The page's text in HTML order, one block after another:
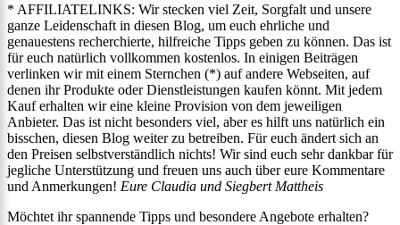
* AFFILIATELINKS: Wir stecken viel Zeit, Sorgfalt und unsere
ganze Leidenschaft in diesen Blog, um euch ehrliche und
genauestens recherchierte, hilfreiche Tipps geben zu können. Das ist
für euch natürlich vollkommen kostenlos. In einigen Beiträgen
verlinken wir mit einem Sternchen (*) auf andere Webseiten, auf
denen ihr Produkte oder Dienstleistungen kaufen könnt. Mit jedem
Kauf erhalten wir eine kleine Provision von dem jeweiligen
Anbieter. Das ist nicht besonders viel, aber es hilft uns natürlich ein
bisschen, diesen Blog weiter zu betreiben. Für euch ändert sich an
den Preisen selbstverständlich nichts! Wir sind euch sehr dankbar für
jegliche Unterstützung und freuen uns auch über eure Kommentare
und Anmerkungen! Eure Claudia und Siegbert Mattheis
Möchtet ihr spannende Tipps und besondere Angebote erhalten?